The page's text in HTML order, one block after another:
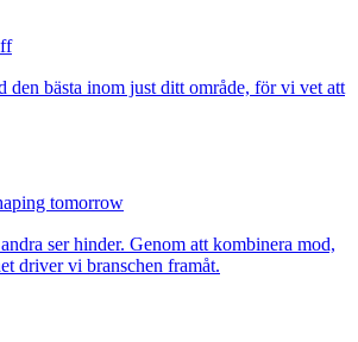
den bästa inom just ditt område, för vi vet att
tomorrow
ser hinder. Genom att kombinera mod,
driver vi branschen framåt.